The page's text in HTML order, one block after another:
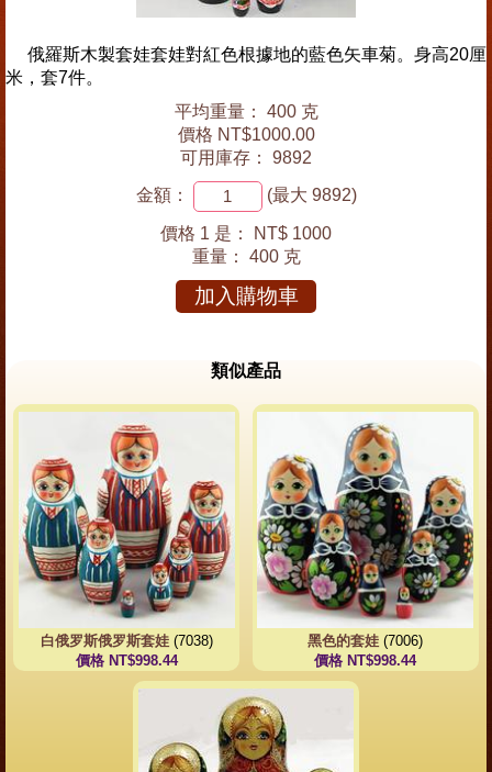
俄羅斯木製套娃套娃對紅色根據地的藍色矢車菊。身高20厘
米，套7件。
平均重量： 400 克
價格 NT$1000.00
可用庫存： 9892
金額： (最大 9892)
價格 1 是：
NT$ 1000
重量： 400 克
加入購物車
類似產品
白俄罗斯俄罗斯套娃(7038)
價格 NT$998.44
黑色的套娃 (7006)
價格 NT$998.44